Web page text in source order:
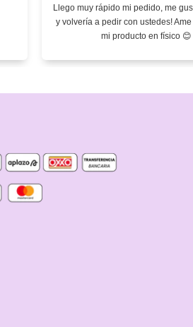
Llego muy rápido mi pedido, me
y volvería a pedir con ustedes!
mi producto en físico 😊